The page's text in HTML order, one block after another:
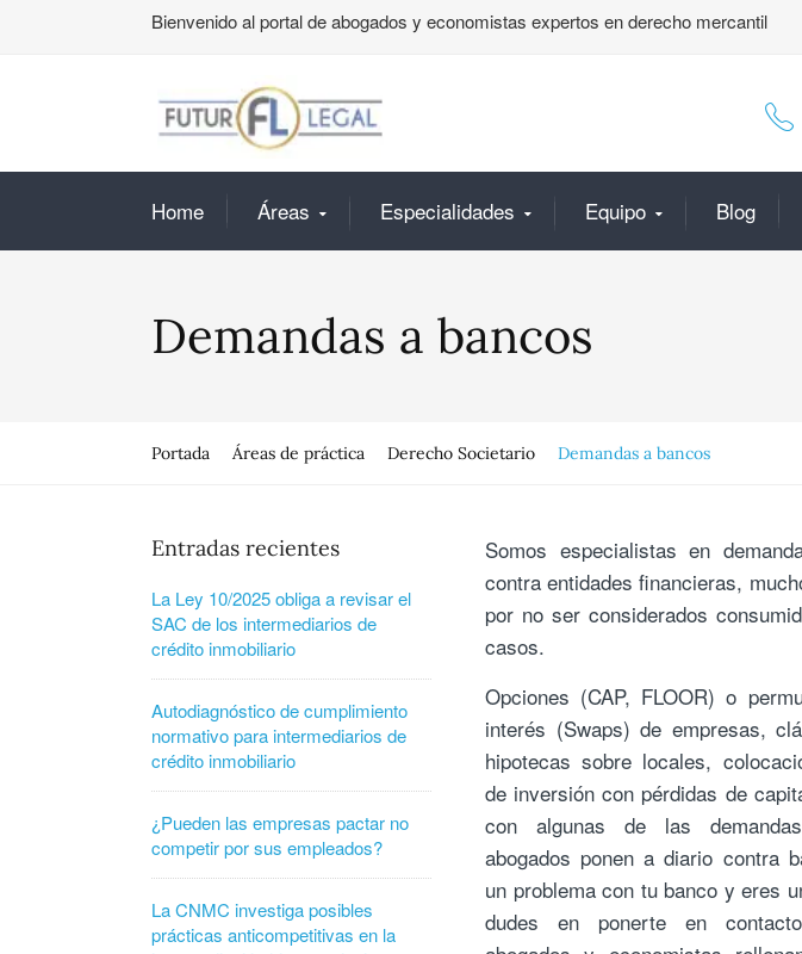
Bienvenido al portal de abogados y economistas expertos en derecho mercantil
Home Áreas Especialidades Equipo Blog
Demandas a bancos
Portada Áreas de práctica Derecho Societario Demandas a bancos
Somos especialistas en
contra entidades financieras,
por no ser considerados
casos.
Opciones (CAP, FLOOR) o
interés (Swaps) de empresas,
hipotecas sobre locales,
de inversión con pérdidas de
con algunas de las
abogados ponen a diario contra
un problema con tu banco y eres
dudes en ponerte en
Entradas recientes
La Ley 10/2025 obliga a revisar el
SAC de los intermediarios de
crédito inmobiliario
Autodiagnóstico de cumplimiento
normativo para intermediarios de
crédito inmobiliario
¿Pueden las empresas pactar no
competir por sus empleados?
La CNMC investiga posibles
prácticas anticompetitivas en la